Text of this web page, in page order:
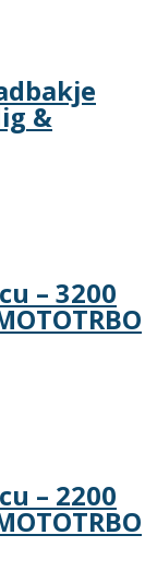
&
– 3200
– 2200